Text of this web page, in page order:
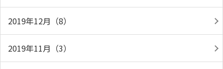
2019年12月（8）
2019年11月（3）